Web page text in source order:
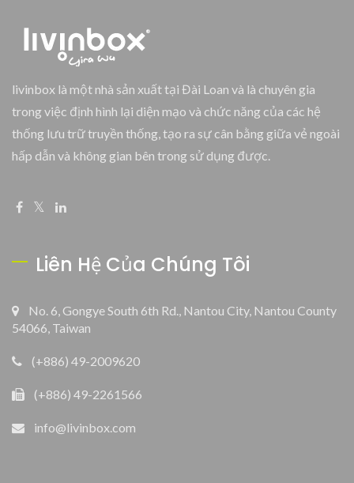
livinbox là một nhà sản xuất tại Đài Loan và là chuyên gia
trong việc định hình lại diện mạo và chức năng của các hệ
thống lưu trữ truyền thống, tạo ra sự cân bằng giữa vẻ ngoài
hấp dẫn và không gian bên trong sử dụng được.
Liên Hệ Của Chúng Tôi
No. 6, Gongye South 6th Rd., Nantou City, Nantou County
54066, Taiwan
(+886) 49-2009620
(+886) 49-2261566
info@livinbox.com